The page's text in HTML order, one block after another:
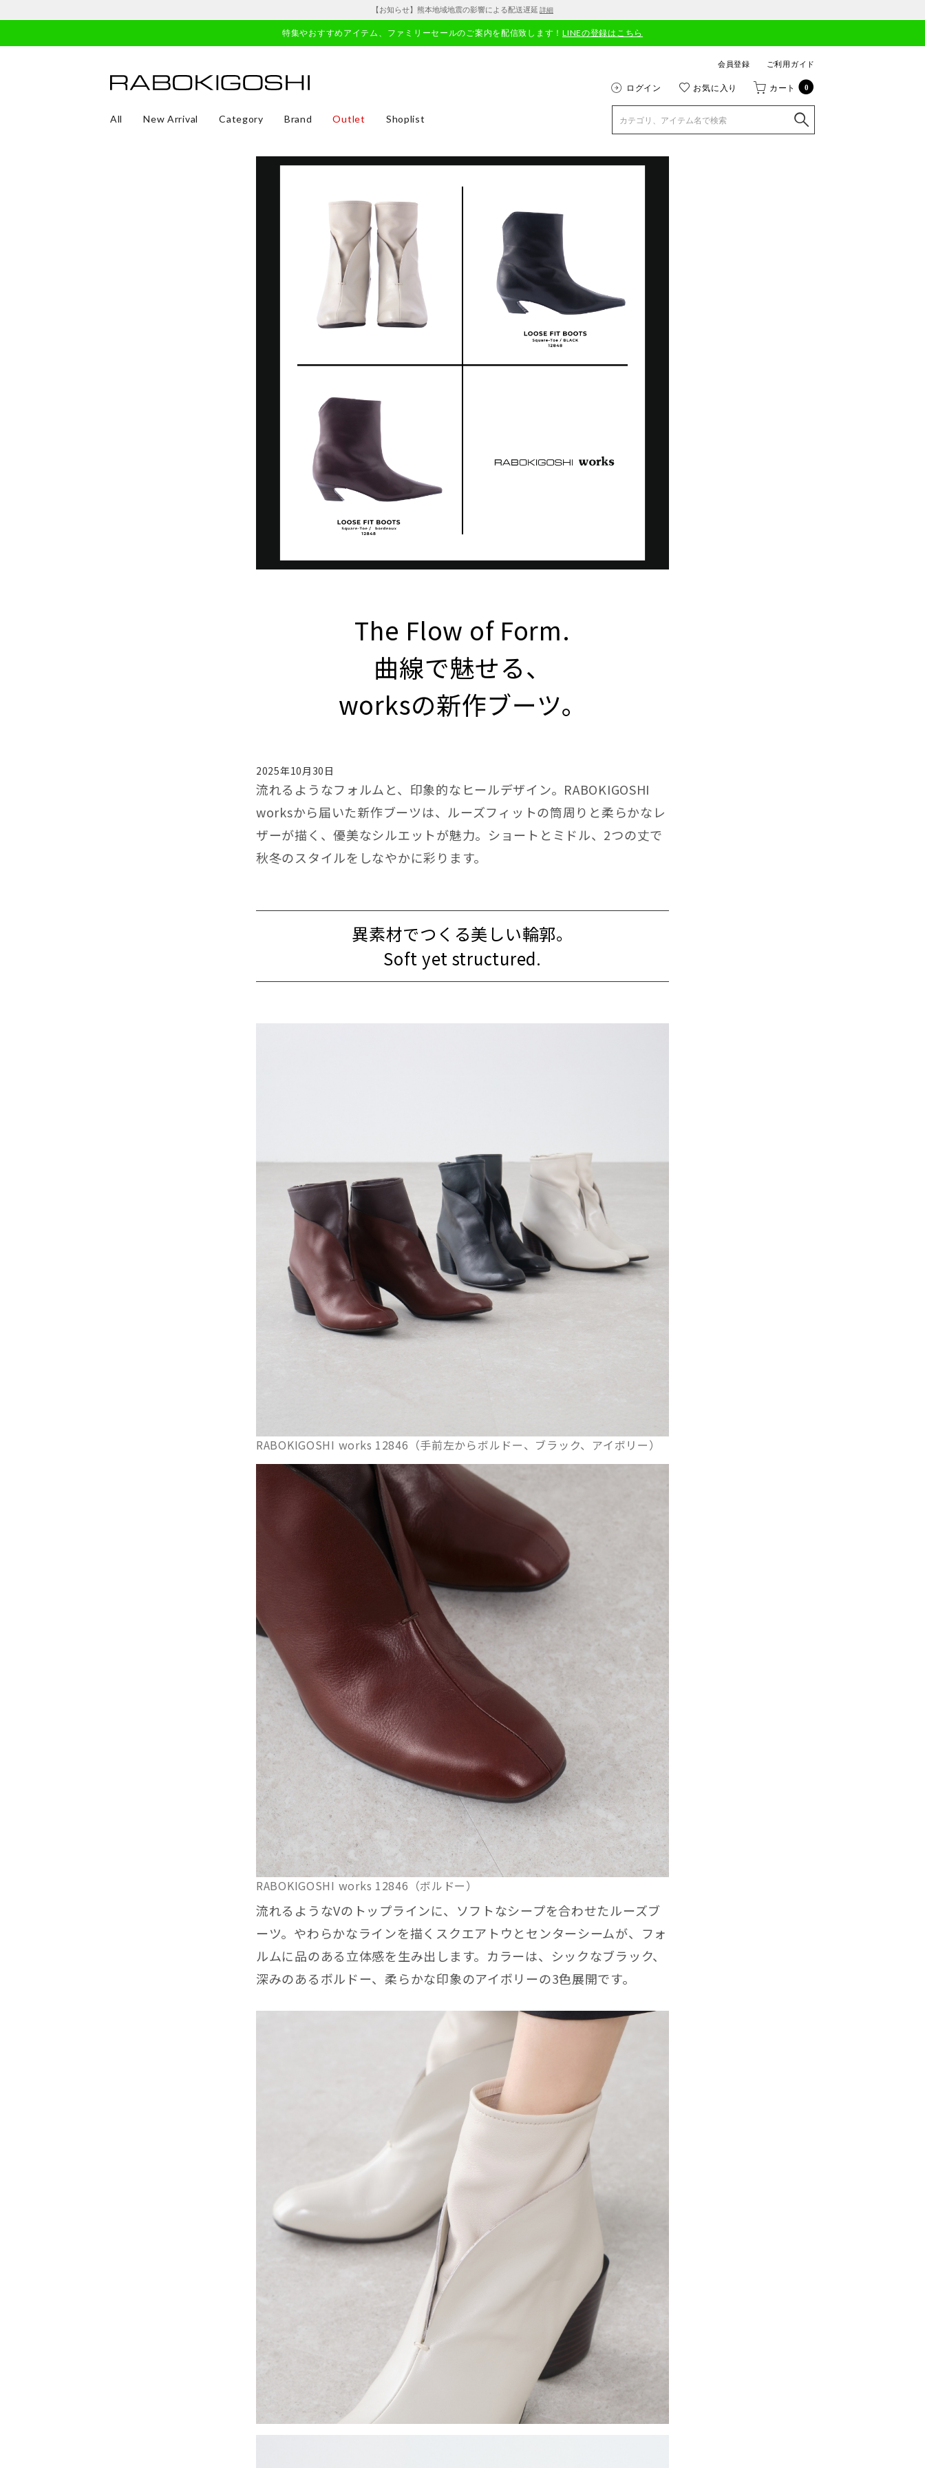
【お知らせ】熊本地域地震の影響による配送遅延 詳細
特集やおすすめアイテム、ファミリーセールのご案内を配信致します！LINEの登録はこちら
会員登録 ご利用ガイド
ログイン お気に入り カート 0
All New Arrival Category Brand Outlet Shoplist
The Flow of Form.
曲線で魅せる、
worksの新作ブーツ。
2025年10月30日
流れるようなフォルムと、印象的なヒールデザイン。RABOKIGOSHI
worksから届いた新作ブーツは、ルーズフィットの筒周りと柔らかなレ
ザーが描く、優美なシルエットが魅力。ショートとミドル、2つの丈で
秋冬のスタイルをしなやかに彩ります。
異素材でつくる美しい輪郭。
Soft yet structured.
RABOKIGOSHI works 12846（手前左からボルドー、ブラック、アイボリー）
RABOKIGOSHI works 12846（ボルドー）
流れるようなVのトップラインに、ソフトなシープを合わせたルーズブ
ーツ。やわらかなラインを描くスクエアトウとセンターシームが、フォ
ルムに品のある立体感を生み出します。カラーは、シックなブラック、
深みのあるボルドー、柔らかな印象のアイボリーの3色展開です。